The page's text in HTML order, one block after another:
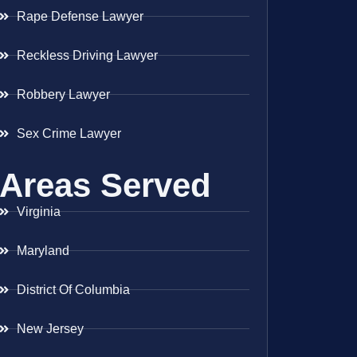
Rape Defense Lawyer
Reckless Driving Lawyer
Robbery Lawyer
Sex Crime Lawyer
Served
Virginia
Maryland
District Of Columbia
New Jersey